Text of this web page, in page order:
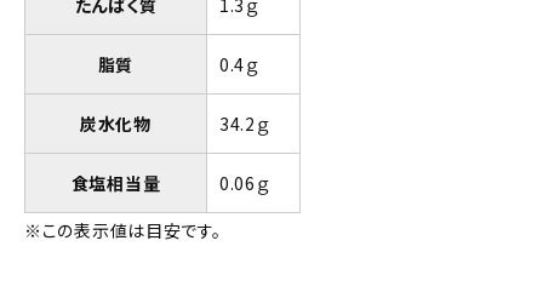
たんぱく質 1.3ｇ
脂質 0.4ｇ
炭水化物 34.2ｇ
食塩相当量
0.06ｇ
※この表示値は目安です。